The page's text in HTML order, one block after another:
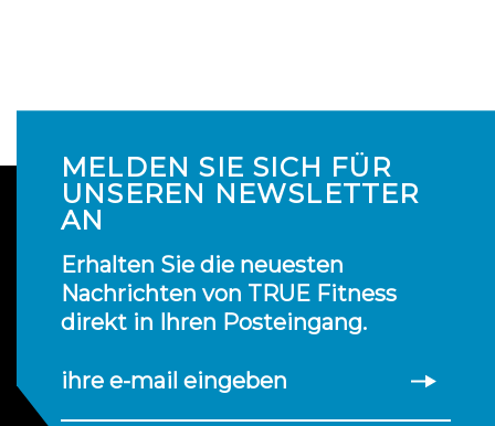
MELDEN SIE SICH FÜR
UNSEREN NEWSLETTER
AN
Erhalten Sie die neuesten
Nachrichten von TRUE Fitness
direkt in Ihren Posteingang.
ihre e-mail eingeben